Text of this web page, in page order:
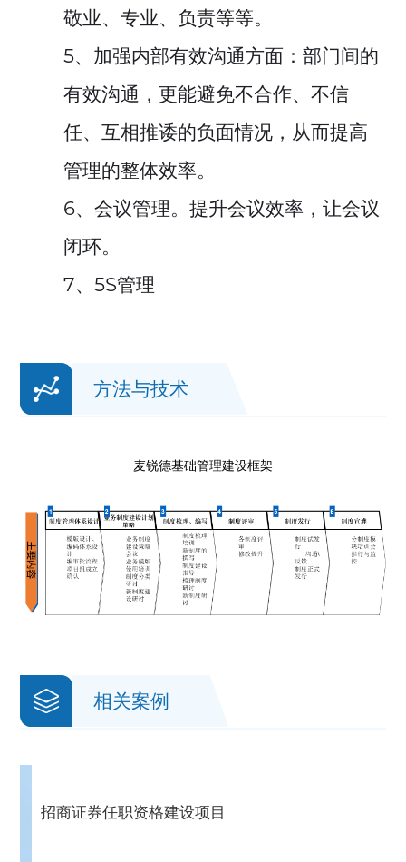
敬业、专业、负责等等。
5、加强内部有效沟通方面：部门间的
有效沟通，更能避免不合作、不信
任、互相推诿的负面情况，从而提高
管理的整体效率。
6、会议管理。提升会议效率，让会议
闭环。
7、5S管理
方法与技术
麦锐德基础管理建设框架
相关案例